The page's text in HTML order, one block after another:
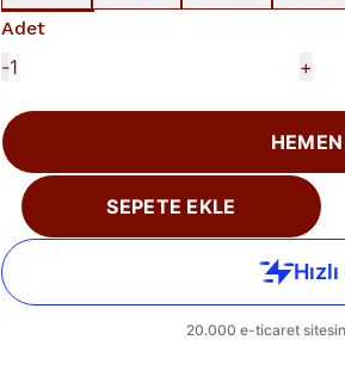
Adet
- +
SEPETE EKLE